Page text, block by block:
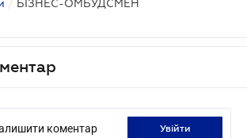
/ БІЗНЕС-ОМБУДСМЕН
коментар увійти